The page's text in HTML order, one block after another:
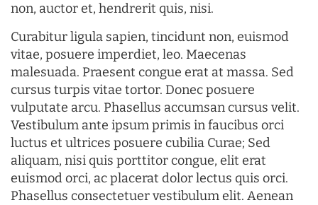
non, auctor et, hendrerit quis, nisi.
Curabitur ligula sapien, tincidunt non, euismod
vitae, posuere imperdiet, leo. Maecenas
malesuada. Praesent congue erat at massa. Sed
cursus turpis vitae tortor. Donec posuere
vulputate arcu. Phasellus accumsan cursus velit.
Vestibulum ante ipsum primis in faucibus orci
luctus et ultrices posuere cubilia Curae; Sed
aliquam, nisi quis porttitor congue, elit erat
euismod orci, ac placerat dolor lectus quis orci.
Phasellus consectetuer vestibulum elit. Aenean